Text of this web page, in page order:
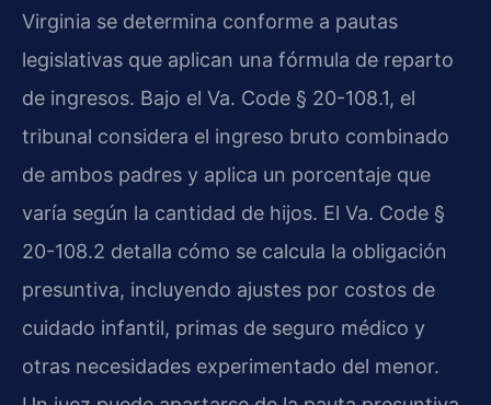
Virginia se determina conforme a pautas
legislativas que aplican una fórmula de reparto
de ingresos. Bajo el Va. Code § 20-108.1, el
tribunal considera el ingreso bruto combinado
de ambos padres y aplica un porcentaje que
varía según la cantidad de hijos. El Va. Code §
20-108.2 detalla cómo se calcula la obligación
presuntiva, incluyendo ajustes por costos de
cuidado infantil, primas de seguro médico y
otras necesidades experimentado del menor.